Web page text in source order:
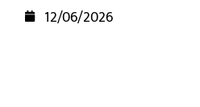
12/06/2026